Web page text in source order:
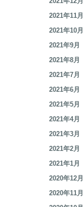
2022年2月
2022年1月
2021年12月
2021年11月
2021年10月
2021年9月
2021年8月
2021年7月
2021年6月
2021年5月
2021年4月
2021年3月
2021年2月
2021年1月